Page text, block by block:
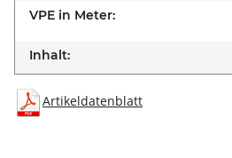
VPE in Meter:
Inhalt:
Artikeldatenblatt